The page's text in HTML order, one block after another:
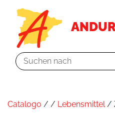
Catalogo / / Lebensmittel/